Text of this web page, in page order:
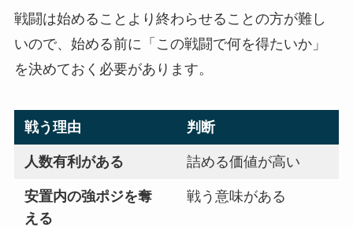
戦闘は始めることより終わらせることの方が難し
いので、始める前に「この戦闘で何を得たいか」
を決めておく必要があります。
戦う理由 判断
人数有利がある 詰める価値が高い
安置内の強ポジを奪
える
戦う意味がある